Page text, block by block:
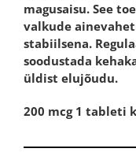
magusaisu. See
valkude
stabiilsena.
soodustada
üldist elujõudu.
200 mcg 1 tableti